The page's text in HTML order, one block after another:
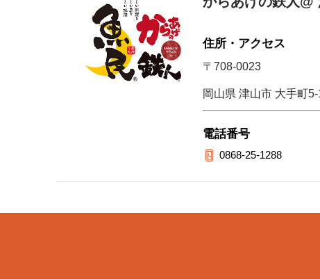
住所・アクセス
〒708-0023
岡山県 津山市 大手町
電話番号
0868-25-1288